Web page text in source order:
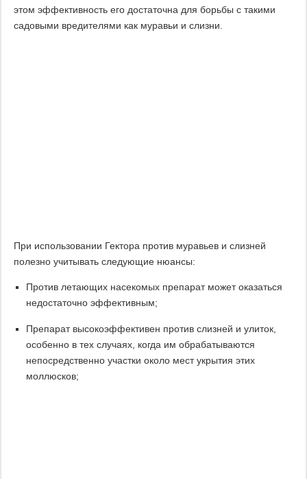
этом эффективность его достаточна для борьбы с такими
садовыми вредителями как муравьи и слизни.
При использовании Гектора против муравьев и слизней
полезно учитывать следующие нюансы:
Против летающих насекомых препарат может оказаться
недостаточно эффективным;
Препарат высокоэффективен против слизней и улиток,
особенно в тех случаях, когда им обрабатываются
непосредственно участки около мест укрытия этих
моллюсков;